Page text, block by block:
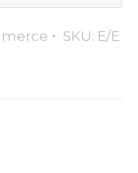
SKU: E/E